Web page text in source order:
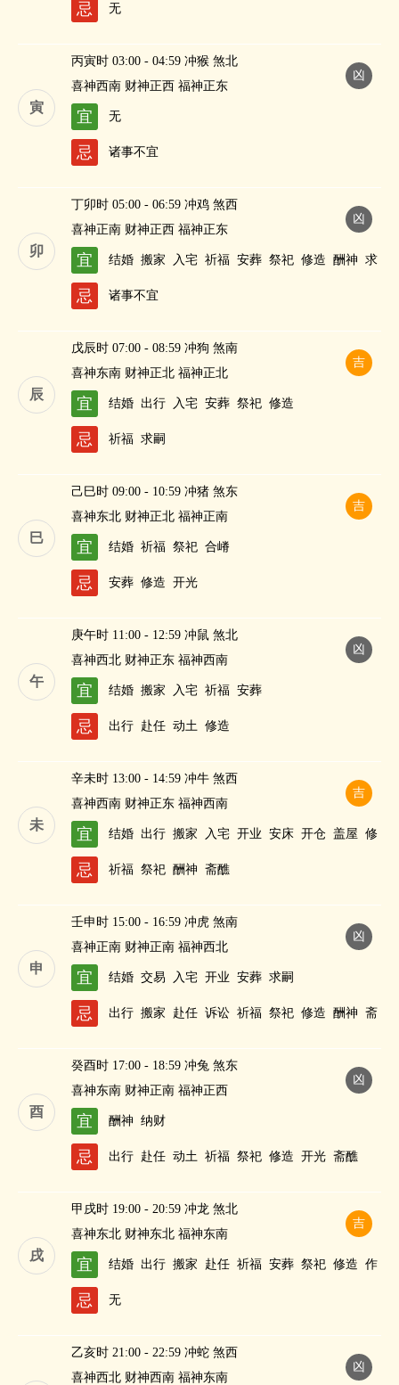
忌 无
寅
凶
丙寅时 03:00 - 04:59 冲猴 煞北
喜神西南 财神正西 福神正东
宜 无
忌 诸事不宜
卯
凶
丁卯时 05:00 - 06:59 冲鸡 煞西
喜神正南 财神正西 福神正东
宜 结婚 搬家 入宅 祈福 安葬 祭祀 修造 酬神 求
嗣
斋醮
忌 诸事不宜
辰
吉
戊辰时 07:00 - 08:59 冲狗 煞南
喜神东南 财神正北 福神正北
宜 结婚 出行 入宅 安葬 祭祀 修造
忌 祈福 求嗣
巳
吉
己巳时 09:00 - 10:59 冲猪 煞东
喜神东北 财神正北 福神正南
宜 结婚 祈福 祭祀 合嵴
忌 安葬 修造 开光
午
凶
庚午时 11:00 - 12:59 冲鼠 煞北
喜神西北 财神正东 福神西南
宜 结婚 搬家 入宅 祈福 安葬
忌 出行 赴任 动土 修造
未
吉
辛未时 13:00 - 14:59 冲牛 煞西
喜神西南 财神正东 福神西南
宜 结婚 出行 搬家 入宅 开业 安床 开仓 盖屋 修
造
忌 祈福 祭祀 酬神 斋醮
申
凶
壬申时 15:00 - 16:59 冲虎 煞南
喜神正南 财神正南 福神西北
宜 结婚 交易 入宅 开业 安葬 求嗣
忌 出行 搬家 赴任 诉讼 祈福 祭祀 修造 酬神 斋
酉
凶
癸酉时 17:00 - 18:59 冲兔 煞东
喜神东南 财神正南 福神正西
宜 酬神 纳财
忌 出行 赴任 动土 祈福 祭祀 修造 开光 斋醮
戌
吉
甲戌时 19:00 - 20:59 冲龙 煞北
喜神东北 财神东北 福神东南
宜 结婚 出行 搬家 赴任 祈福 安葬 祭祀 修造 作
忌 无
凶
乙亥时 21:00 - 22:59 冲蛇 煞西
喜神西北 财神西南 福神东南